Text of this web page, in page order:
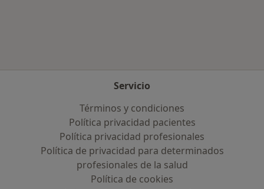
Servicio
Términos y condiciones
Política privacidad pacientes
Política privacidad profesionales
Política de privacidad para determinados
profesionales de la salud
Política de cookies